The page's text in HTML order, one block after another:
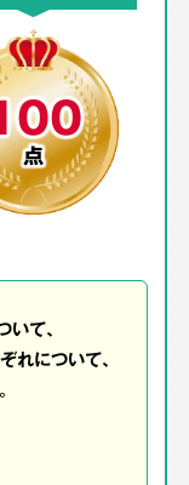
点
いて、
れについて、